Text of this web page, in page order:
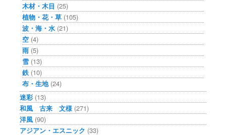
木材・木目 (25)
植物・花・草 (105)
波・海・水 (21)
空 (4)
雨 (5)
雪 (13)
鉄 (10)
布・生地(24)
迷彩 (13)
和風 古来 文様 (271)
洋風 (90)
アジアン・エスニック (33)